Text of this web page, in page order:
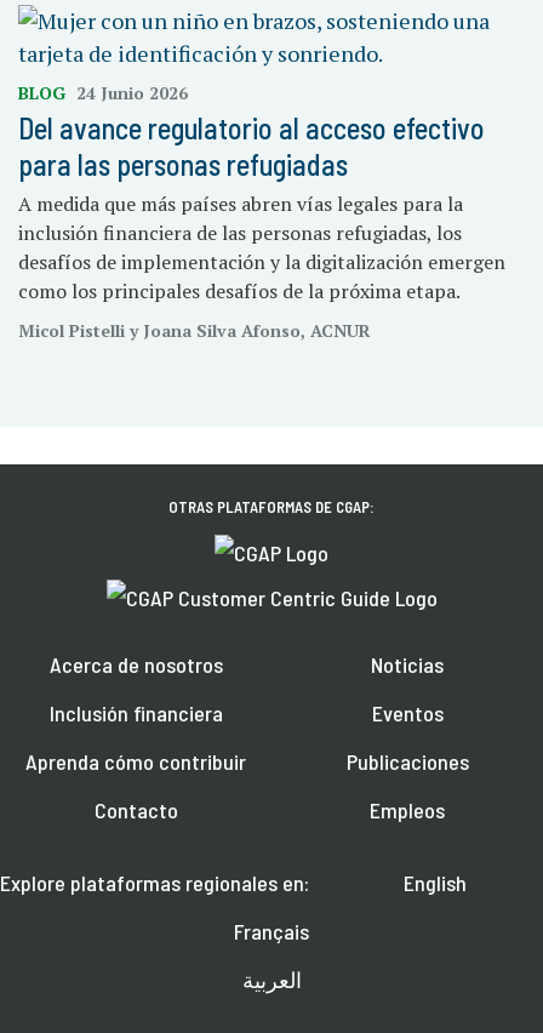
BLOG 24 Junio 2026
Del avance regulatorio al acceso efectivo
para las personas refugiadas
A medida que más países abren vías legales para la
inclusión financiera de las personas refugiadas, los
desafíos de implementación y la digitalización emergen
como los principales desafíos de la próxima etapa.
Micol Pistelli y Joana Silva Afonso, ACNUR
OTRAS PLATAFORMAS DE CGAP:
Acerca de nosotros
Inclusión financiera
Aprenda cómo contribuir
Contacto
Noticias
Eventos
Publicaciones
Empleos
Explore plataformas regionales en:
English
Français
العربية